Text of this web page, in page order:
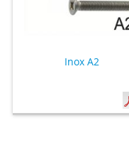
Inox A2